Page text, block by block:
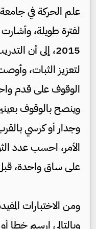
علم الحركة في
لفترة طويلة،
2015، إلى أن
لتعزيز الثبات،
الوقوف على قدم
وينصح بالوقوف
وجدار أو كرسي
الأمر، احسب عدد
على ساق واحدة،
ومن الاختبارات
وبالتالي ارسم خطا